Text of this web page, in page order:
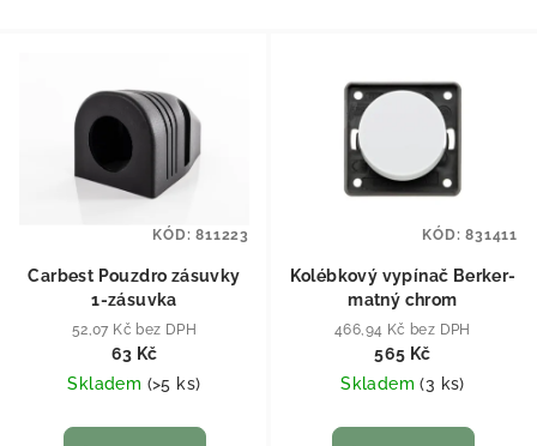
Carbest Pouzdro zásuvky
1-zásuvka
52,07 Kč bez DPH
63 Kč
Skladem (>5 ks)
KÓD:811223
Kolébkový vypínač Berker-
matný chrom
466,94 Kč bez DPH
565 Kč
Skladem(3 ks)
KÓD:831411